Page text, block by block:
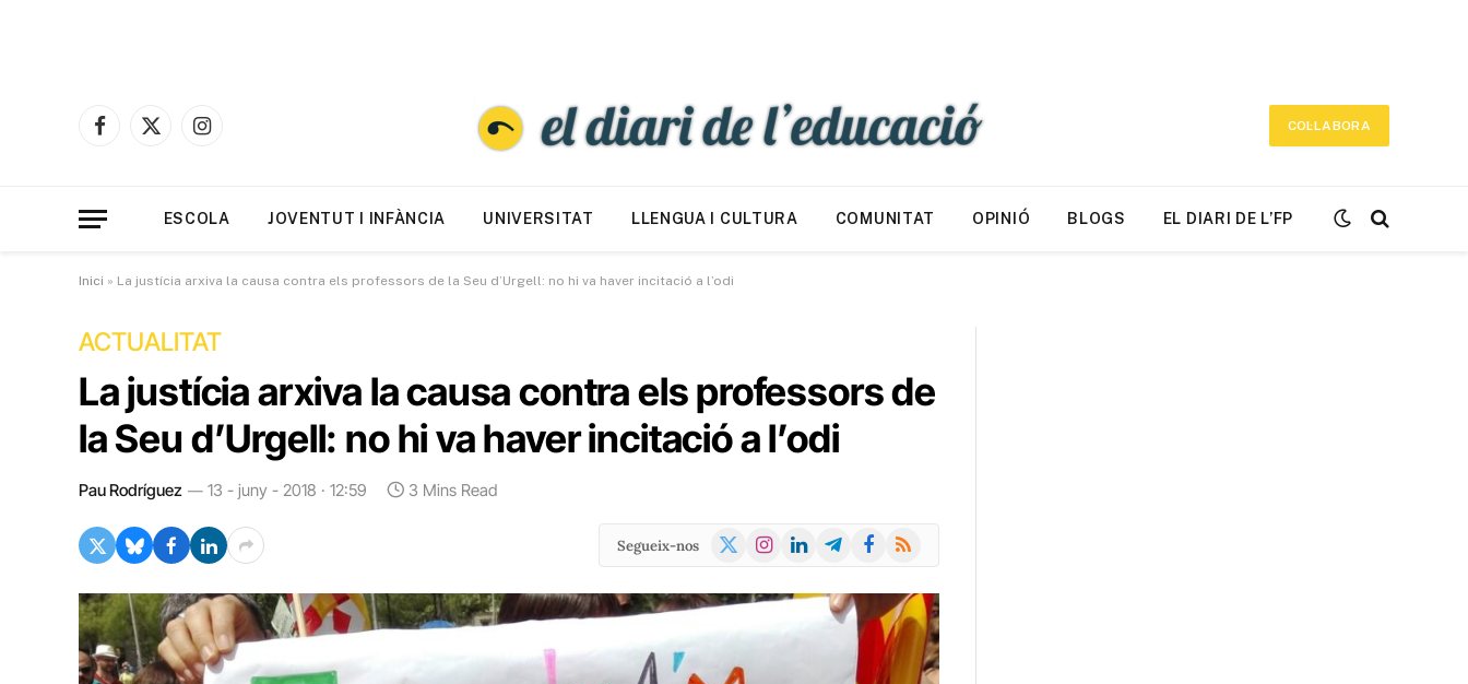
Facebook
X
Instagram
COL·LABORA
ESCOLA JOVENTUT I INFÀNCIA UNIVERSITAT LLENGUA I CULTURA COMUNITAT OPINIÓ BLOGS EL DIARI DE L’FP
Inici » La justícia arxiva la causa contra els professors de la Seu d’Urgell: no hi va haver incitació a l’odi
ACTUALITAT
La justícia arxiva la causa contra els professors de
la Seu d’Urgell: no hi va haver incitació a l’odi
Pau Rodríguez 13 - juny - 2018 · 12:59 3 Mins Read
Segueix-nos
X
Instagram
LinkedInTelegramFacebook
RSS